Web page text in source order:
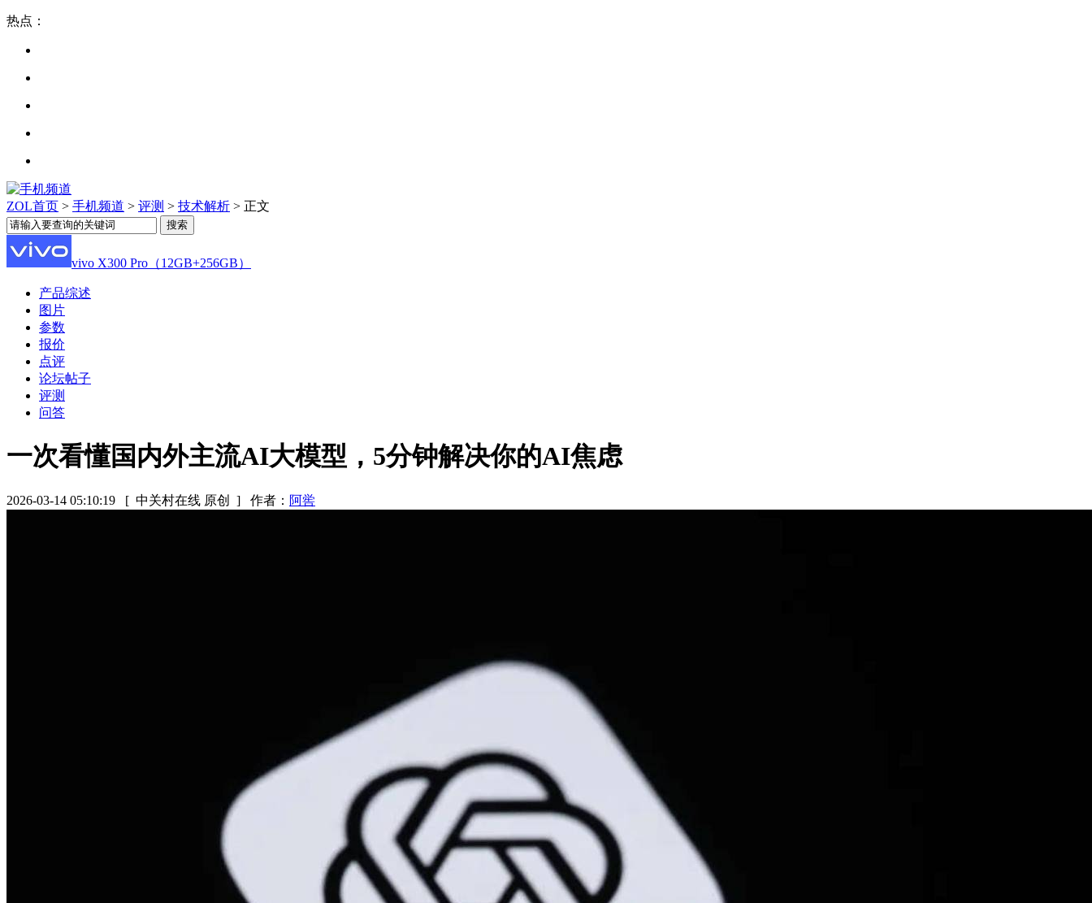
热点：
ZOL首页 > 手机频道 > 评测 > 技术解析 > 正文
vivo X300 Pro（12GB+256GB）
产品综述
图片
参数
报价
点评
论坛帖子
评测
问答
一次看懂国内外主流AI大模型，5分钟解决你的AI焦虑
2026-03-14 05:10:19 [ 中关村在线 原创 ] 作者： 阿喾